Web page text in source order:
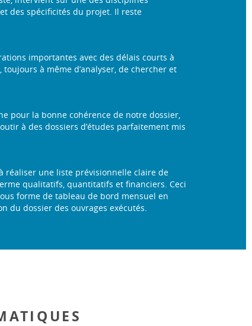
des spécificités du projet. Il reste
importantes avec des délais courts à
à même d’analyser, de chercher et
pour la bonne cohérence de notre dossier,
à des dossiers d’études parfaitement mis
réaliser une liste prévisionnelle claire de
qualitatifs, quantitatifs et financiers. Ceci
forme de tableau de bord mensuel en
du dossier des ouvrages exécutés.